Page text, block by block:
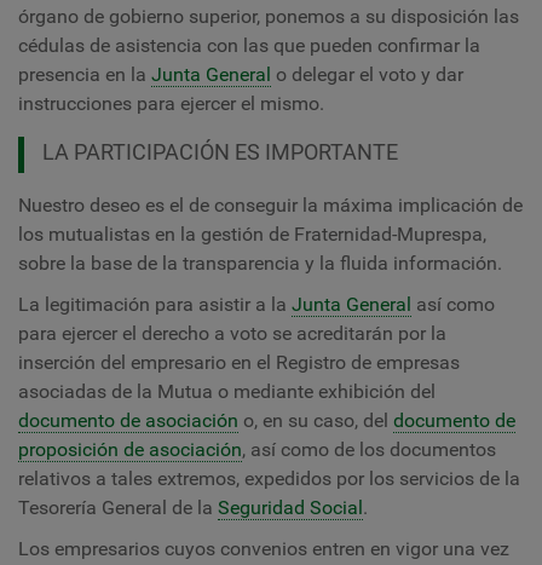
órgano de gobierno superior, ponemos a su disposición las
cédulas de asistencia con las que pueden confirmar la
presencia en la Junta General o delegar el voto y dar
instrucciones para ejercer el mismo.
LA PARTICIPACIÓN ES IMPORTANTE
Nuestro deseo es el de conseguir la máxima implicación de
los mutualistas en la gestión de Fraternidad-Muprespa,
sobre la base de la transparencia y la fluida información.
La legitimación para asistir a la Junta General así como
para ejercer el derecho a voto se acreditarán por la
inserción del empresario en el Registro de empresas
asociadas de la Mutua o mediante exhibición del
documento de asociación o, en su caso, del documento de
proposición de asociación, así como de los documentos
relativos a tales extremos, expedidos por los servicios de la
Tesorería General de la Seguridad Social.
Los empresarios cuyos convenios entren en vigor una vez